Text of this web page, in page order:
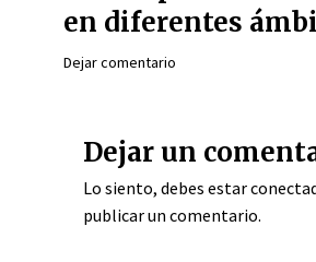
en diferentes
Dejar comentario
Dejar un
Lo siento, debes estar
publicar un comentario.